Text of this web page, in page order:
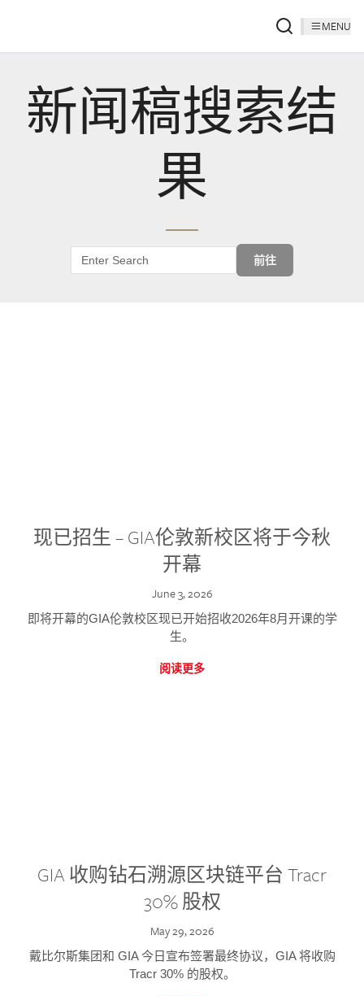
MENU
新闻稿搜索结
果
前往
现已招生 – GIA伦敦新校区将于今秋
开幕
June 3, 2026
即将开幕的GIA伦敦校区现已开始招收2026年8月开课的学
生。
阅读更多
GIA 收购钻石溯源区块链平台 Tracr
30% 股权
May 29, 2026
戴比尔斯集团和 GIA 今日宣布签署最终协议，GIA 将收购
Tracr 30% 的股权。